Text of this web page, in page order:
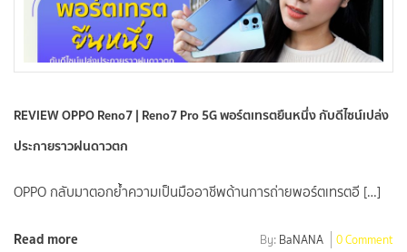
REVIEW OPPO Reno7 | Reno7 Pro 5G พอร์ตเทรตยืนหนึ่ง กับดีไซน์เปล่ง
ประกายราวฝนดาวตก
OPPO กลับมาตอกย้ำความเป็นมืออาชีพด้านการถ่ายพอร์ตเทรตอี […]
Read more By: BaNANA 0 Comment